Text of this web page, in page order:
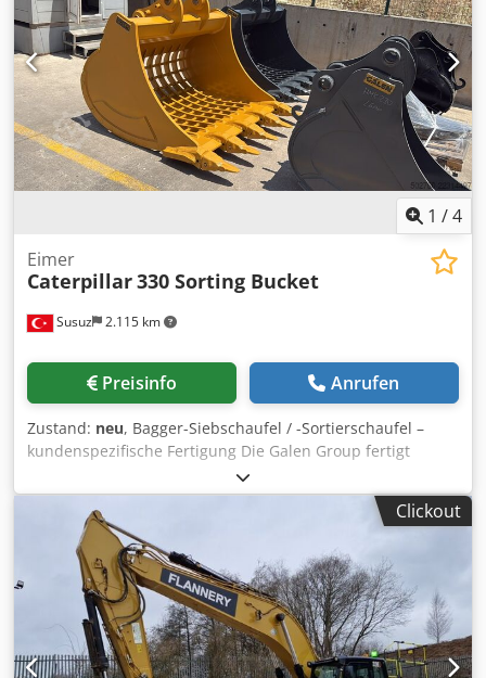
1 /4
Susuz 2.115 km
Eimer
Caterpillar330 Sorting Bucket
Preisinfo Anrufen
Zustand: neu, Bagger-Siebschaufel / -Sortierschaufel –
kundenspezifische Fertigung Die Galen Group fertigt
robuste Siebschaufeln und Sortierschaufeln für Bagger
aller Marken und Gewichtsklassen. Jede Schaufel wird
entsprechend dem Baggermodell, den
Einsatzbedingungen, der erforderlichen Schaufelbreite
und der Siebweite konstruiert. Hauptanwendungsbereiche
Crodpfx Anjzk Uuboijf * Trennung von Gestein, Erde, Kies
und Bauschutt * Sieben und Sortieren von Aushubmaterial
* Anwendungen in Steinbrüchen und im Bergbau *
Abbrucharbeiten und Recycling * Reinigung von Flüssen
Clickout